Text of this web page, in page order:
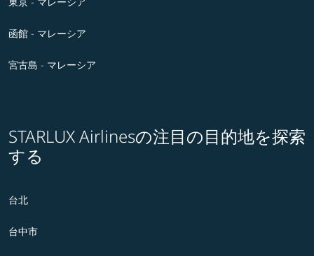
函館 - マレーシア
宮古島 - マレーシア
STARLUX Airlinesの注目の目的地を探索
する
台北
台中市